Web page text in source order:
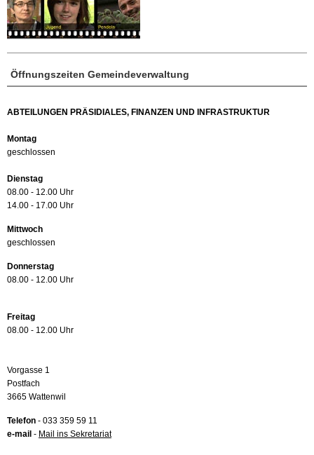
Öffnungszeiten Gemeindeverwaltung
ABTEILUNGEN PRÄSIDIALES, FINANZEN UND INFRASTRUKTUR
Montag
geschlossen
Dienstag
08.00 - 12.00 Uhr
14.00 - 17.00 Uhr
Mittwoch
geschlossen
Donnerstag
08.00 - 12.00 Uhr
Freitag
08.00 - 12.00 Uhr
Vorgasse 1
Postfach
3665 Wattenwil
Telefon - 033 359 59 11
e-mail - Mail ins Sekretariat